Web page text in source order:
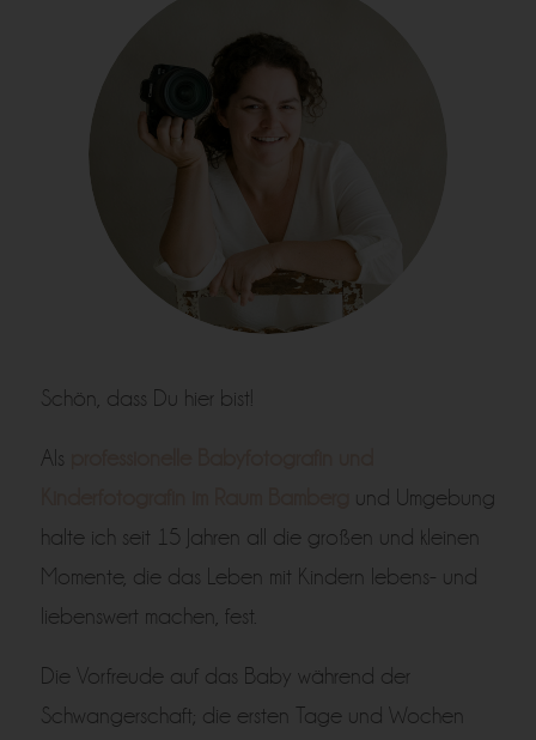
Schön, dass Du hier bist!
Als
und Umgebung
halte ich seit 15 Jahren all die großen und kleinen
Momente, die das Leben mit Kindern lebens- und
liebenswert machen, fest.
Die Vorfreude auf das Baby während der
Schwangerschaft; die ersten Tage und Wochen